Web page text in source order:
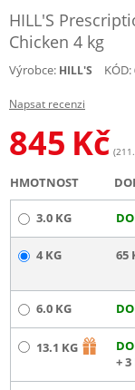
HILL'S
Chicken 4 kg
Výrobce: HILL'S KÓD:
Napsat recenzi
845 Kč
HMOTNOST
3.0 KG
4 KG 65
6.0 KG
13.1 KG
+ 3